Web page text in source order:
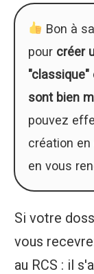
Bon à
pour créer
"classique"
sont bien
pouvez
création
en vous
Si votre
vous
au RCS : il